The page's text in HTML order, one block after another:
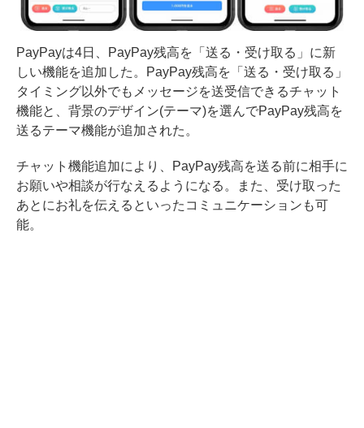
PayPayは4日、PayPay残高を「送る・受け取る」に新
しい機能を追加した。PayPay残高を「送る・受け取る」
タイミング以外でもメッセージを送受信できるチャット
機能と、背景のデザイン(テーマ)を選んでPayPay残高を
送るテーマ機能が追加された。
チャット機能追加により、PayPay残高を送る前に相手に
お願いや相談が行なえるようになる。また、受け取った
あとにお礼を伝えるといったコミュニケーションも可
能。